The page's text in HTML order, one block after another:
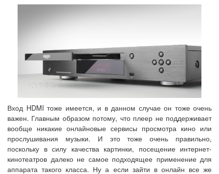
Вход HDMI тоже имеется, и в данном случае он тоже очень
важен. Главным образом потому, что плеер не поддерживает
вообще никакие онлайновые сервисы просмотра кино или
прослушивания музыки. И это тоже очень правильно,
поскольку в силу качества картинки, посещение интернет-
кинотеатров далеко не самое подходящее применение для
аппарата такого класса. Ну а если зайти в онлайн все же